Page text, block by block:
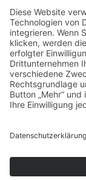
Rheydt
Rheydt Avenue
Großbritannien
Foto: Karl Wilson